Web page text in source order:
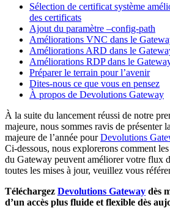
Sélection de certificat système
des certificats
Ajout du paramètre –config-path
Améliorations VNC dans le
Améliorations ARD dans le
Améliorations RDP dans le
Préparer le terrain pour l’avenir
Dites-nous ce que vous en pensez
À propos de Devolutions Gateway
À la suite du lancement réussi de notre
majeure, nous sommes ravis de présenter
majeure de l’année pourDevolutions
Ci-dessous, nous explorerons comment
du Gateway peuvent améliorer votre flux
toutes les mises à jour, veuillez vous
Téléchargez Devolutions Gateway dès
d’un accès plus fluide et flexible dès